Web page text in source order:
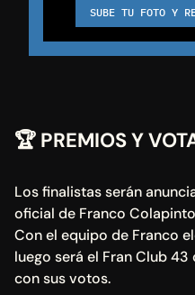
SUBE TU FOTO Y
🏆 PREMIOS Y
Los finalistas serán
oficial de Franco
Con el equipo de Franco
luego será el Fran Club
con sus votos.